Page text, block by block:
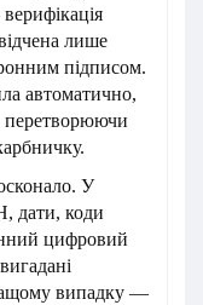
лише
підписом.
автоматично,
перетворюючи
У
дати, коди
цифровий
випадку —